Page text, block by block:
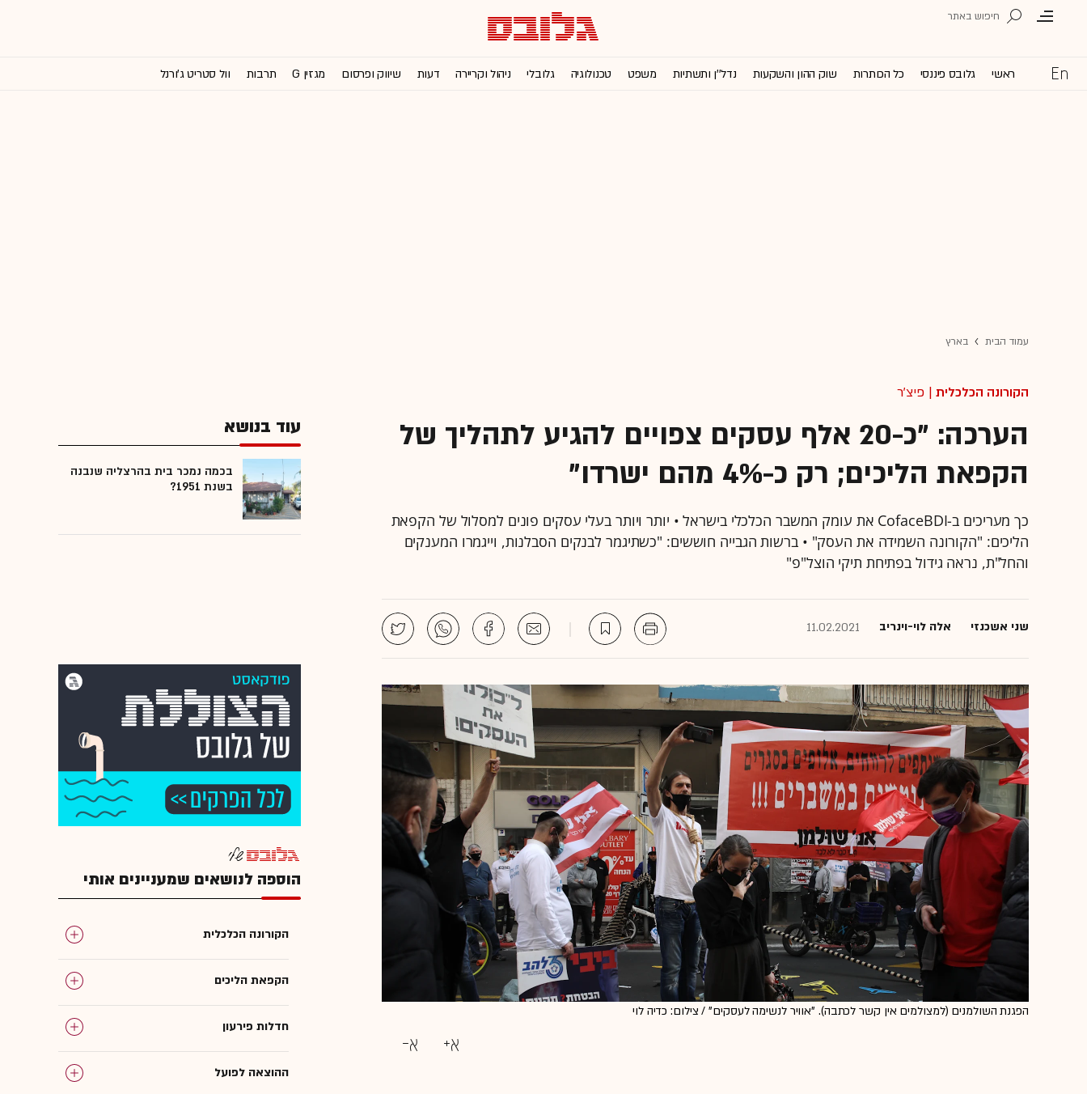
ראשי גלובס פיננסי כל הכותרות שוק ההון והשקעות נדל''ן ותשתיות משפט טכנולוגיה גלובלי ניהול וקריירה דעות שיווק ופרסום מגזין G תרבות וול סטריט ג'ורנל
עמוד הבית בארץ
הקורונה הכלכלית | פיצ'ר
הערכה: "כ-20 אלף עסקים צפויים להגיע לתהליך של
הקפאת הליכים; רק כ-4% מהם ישרדו"
כך מעריכים ב-CofaceBDI את עומק המשבר הכלכלי בישראל • יותר ויותר בעלי עסקים פונים למסלול של הקפאת
הליכים: "הקורונה השמידה את העסק" • ברשות הגבייה חוששים: "כשתיגמר לבנקים הסבלנות, וייגמרו המענקים
והחל"ת, נראה גידול בפתיחת תיקי הוצל"פ"
שני אשכנזי אלה לוי-וינריב 11.02.2021
הפגנת השולמנים (למצולמים אין קשר לכתבה). "אוויר לנשימה לעסקים" / צילום: כדיה לוי
עוד בנושא
בכמה נמכר בית בהרצליה שנבנה
בשנת 1951?
הוספה לנושאים שמעניינים אותי
הקורונה הכלכלית
הקפאת הליכים
חדלות פירעון
ההוצאה לפועל